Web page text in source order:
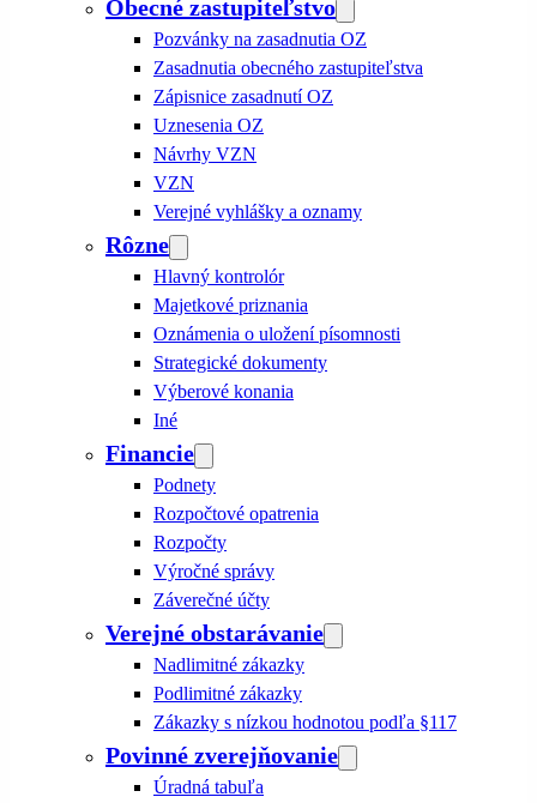
Obecné zastupiteľstvo
Pozvánky na zasadnutia OZ
Zasadnutia obecného zastupiteľstva
Zápisnice zasadnutí OZ
Uznesenia OZ
Návrhy VZN
VZN
Verejné vyhlášky a oznamy
Rôzne
Hlavný kontrolór
Majetkové priznania
Oznámenia o uložení písomnosti
Strategické dokumenty
Výberové konania
Iné
Financie
Podnety
Rozpočtové opatrenia
Rozpočty
Výročné správy
Záverečné účty
Verejné obstarávanie
Nadlimitné zákazky
Podlimitné zákazky
Zákazky s nízkou hodnotou podľa §117
Povinné zverejňovanie
Úradná tabuľa